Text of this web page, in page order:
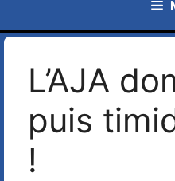
L’AJA
puis
!